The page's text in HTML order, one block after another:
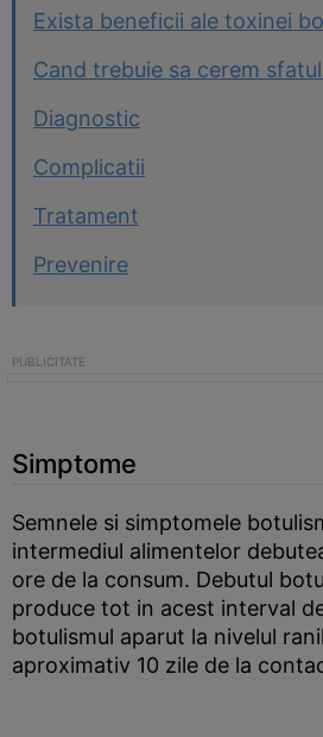
Exista beneficii ale toxinei
Cand trebuie sa cerem
Diagnostic
Complicatii
Tratament
Prevenire
Simptome
Semnele si simptomele
intermediul alimentelor
ore de la consum. Debutul
produce tot in acest interval
botulismul aparut la nivelul
aproximativ 10 zile de la